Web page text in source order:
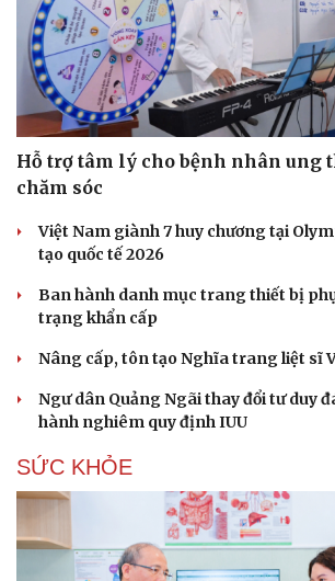
Hỗ trợ tâm lý cho bệnh nhân ung
chăm sóc
Việt Nam giành 7 huy chương tại
tạo quốc tế 2026
Ban hành danh mục trang thiết bị
trạng khẩn cấp
Nâng cấp, tôn tạo Nghĩa trang liệt sĩ
Ngư dân Quảng Ngãi thay đổi tư duy
hành nghiêm quy định IUU
SỨC KHỎE